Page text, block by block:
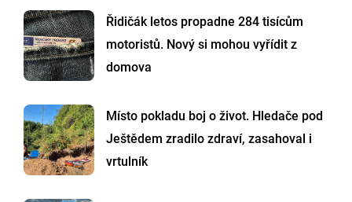
Řidičák letos propadne 284 tisícům
motoristů. Nový si mohou vyřídit z
domova
Místo pokladu boj o život. Hledače pod
Ještědem zradilo zdraví, zasahoval i
vrtulník